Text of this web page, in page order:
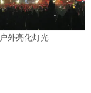
户外亮化灯光